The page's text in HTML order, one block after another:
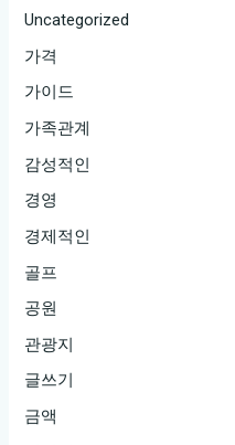
Uncategorized
가격
가이드
가족관계
감성적인
경영
경제적인
골프
공원
관광지
글쓰기
금액